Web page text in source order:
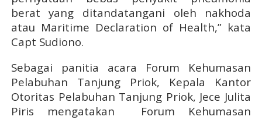
berat yang ditandatangani oleh nakhoda
atau Maritime Declaration of Health,” kata
Capt Sudiono.
Sebagai panitia acara Forum Kehumasan
Pelabuhan Tanjung Priok, Kepala Kantor
Otoritas Pelabuhan Tanjung Priok, Jece Julita
Piris mengatakan Forum Kehumasan